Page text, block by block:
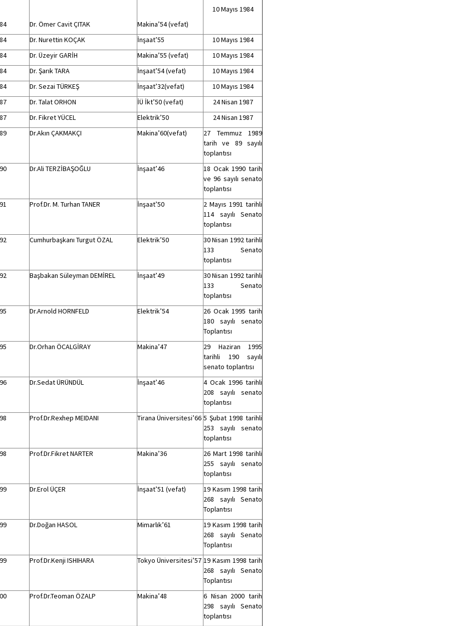
Dr. Ömer Cavit ÇITAK Makina’54 (vefat)
10 Mayıs 1984
Dr. Nurettin KOÇAK İnşaat’55
10 Mayıs 1984
Dr. Üzeyir GARİH Makina’55 (vefat)
10 Mayıs 1984
Dr. Şarık TARA İnşaat’54 (vefat)
10 Mayıs 1984
Dr. Sezai TÜRKEŞ İnşaat’32(vefat)
10 Mayıs 1984
Dr. Talat ORHON İÜ İkt’50 (vefat)
24 Nisan 1987
Dr. Fikret YÜCEL Elektrik’50
24 Nisan 1987
Dr.Akın ÇAKMAKÇI Makina’60(vefat)
27 Temmuz 1989
tarih ve 89 sayılı
toplantısı
Dr.Ali TERZİBAŞOĞLU İnşaat’46
18 Ocak 1990 tarih
ve 96 sayılı senato
toplantısı
Prof.Dr. M. Turhan TANER İnşaat’50
2 Mayıs 1991 tarihli
114 sayılı Senato
toplantısı
Cumhurbaşkanı Turgut ÖZAL Elektrik’50
30 Nisan 1992 tarihli
133 Senato
toplantısı
Başbakan Süleyman DEMİREL İnşaat’49
30 Nisan 1992 tarihli
133 Senato
toplantısı
Dr.Arnold HORNFELD Elektrik’54
26 Ocak 1995 tarih
180 sayılı senato
Toplantısı
Dr.Orhan ÖCALGİRAY Makina’47
29 Haziran 1995
tarihli 190 sayılı
senato toplantısı
Dr.Sedat ÜRÜNDÜL İnşaat’46
4 Ocak 1996 tarihli
208 sayılı senato
toplantısı
Prof.Dr.Rexhep MEIDANI Tirana Üniversitesi’66 5 Şubat 1998 tarihli
253 sayılı senato
toplantısı
Prof.Dr.Fikret NARTER Makina’36
26 Mart 1998 tarihli
255 sayılı senato
toplantısı
Dr.Erol ÜÇER İnşaat’51 (vefat)
19 Kasım 1998 tarih
268 sayılı Senato
Toplantısı
Dr.Doğan HASOL Mimarlık’61
19 Kasım 1998 tarih
268 sayılı Senato
Toplantısı
Prof.Dr.Kenji ISHIHARA Tokyo Üniversitesi’57 19 Kasım 1998 tarih
268 sayılı Senato
Toplantısı
Prof.Dr.Teoman ÖZALP Makina’48
6 Nisan 2000 tarih
298 sayılı Senato
toplantısı